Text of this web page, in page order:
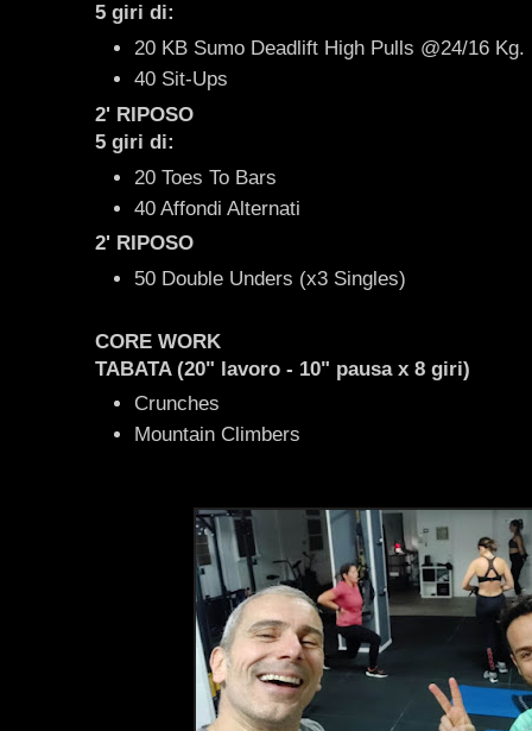
5 giri di:
20 KB Sumo Deadlift High Pulls @24/16
40 Sit-Ups
2' RIPOSO
5 giri di:
20 Toes To Bars
40 Affondi Alternati
2' RIPOSO
50 Double Unders (x3 Singles)
CORE WORK
TABATA (20" lavoro - 10" pausa x 8 giri)
Crunches
Mountain Climbers